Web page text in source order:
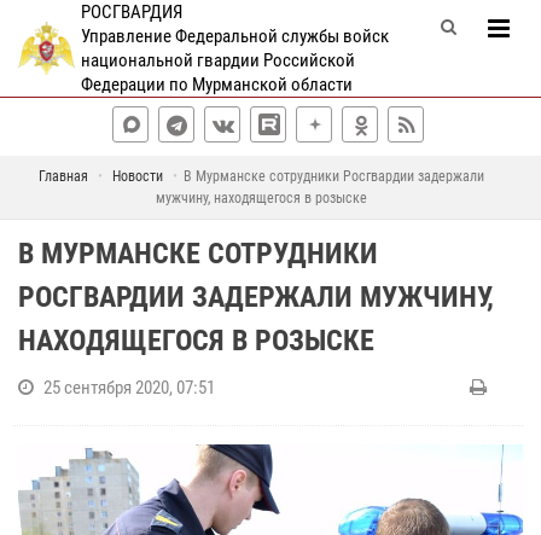
РОСГВАРДИЯ
Управление Федеральной службы войск
национальной гвардии Российской
Федерации по Мурманской области
Главная Новости
В Мурманске сотрудники Росгвардии задержали
мужчину, находящегося в розыске
В МУРМАНСКЕ СОТРУДНИКИ
РОСГВАРДИИ ЗАДЕРЖАЛИ МУЖЧИНУ,
НАХОДЯЩЕГОСЯ В РОЗЫСКЕ
25 сентября 2020, 07:51